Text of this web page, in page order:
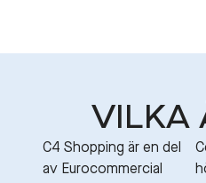
VILKA
C4 Shopping är en del
av Eurocommercial